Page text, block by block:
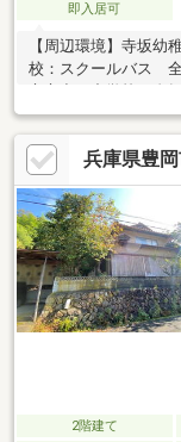
即入居可
【周辺環境】寺坂幼
校：スクールバス 全
石店：車9分（約
ｍ）出石鍛冶屋郵便
店：車7分（約5100
再建築不可（43条等
随時受け付けており
兵庫県豊
2階建て